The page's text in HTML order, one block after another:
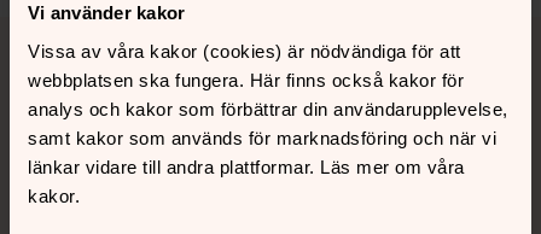
Vi använder kakor
Vissa av våra kakor (cookies) är nödvändiga för att
webbplatsen ska fungera. Här finns också kakor för
analys och kakor som förbättrar din användarupplevelse,
samt kakor som används för marknadsföring och när vi
länkar vidare till andra plattformar. Läs mer om våra
kakor.
Tillbaka till toppen
Tillbaka till innehållet
Kontakt